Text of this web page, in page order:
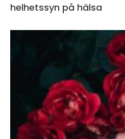
helhetssyn på hälsa